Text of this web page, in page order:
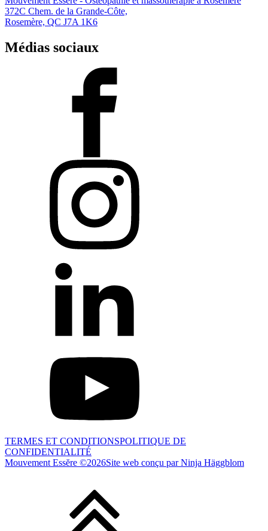
372C Chem. de la Grande-Côte,
Rosemère, QC J7A 1K6
Médias sociaux
TERMES ET CONDITIONSPOLITIQUE DE
CONFIDENTIALITÉ
Mouvement Essĕre ©2026Site web conçu par Ninja Häggblom